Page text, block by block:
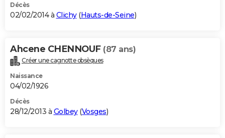
Décès
02/02/2014 à Clichy(Hauts-de-Seine)
Ahcene CHENNOUF (87 ans)
Créer une cagnotte obsèques
Naissance
04/02/1926
Décès
28/12/2013 à Golbey(Vosges)